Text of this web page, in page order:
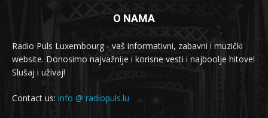
O NAMA
Radio Puls Luxembourg - vaš informativni, zabavni i muzički
website. Donosimo najvažnije i korisne vesti i najboolje hitove!
Slušaj i uživaj!
Contact us: info @ radiopuls.lu